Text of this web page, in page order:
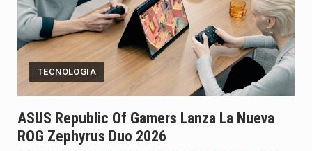
TECNOLOGIA
ASUS Republic Of Gamers Lanza La Nueva
ROG Zephyrus Duo 2026